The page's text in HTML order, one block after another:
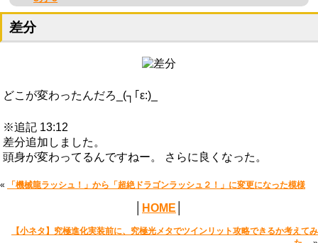
差分
どこが変わったんだろ_(┐｢ε:)_
※追記 13:12
差分追加しました。
頭身が変わってるんですねー。 さらに良くなった。
« 「機械龍ラッシュ！」から「超絶ドラゴンラッシュ２！」に変更になった模様
HOME
【小ネタ】究極進化実装前に、究極光メタでツインリット攻略できるか考えてみ